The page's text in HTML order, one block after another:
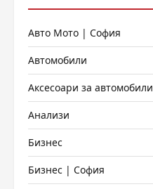
Авто Мото | София
Автомобили
Аксесоари за автомобили
Анализи
Бизнес
Бизнес | София